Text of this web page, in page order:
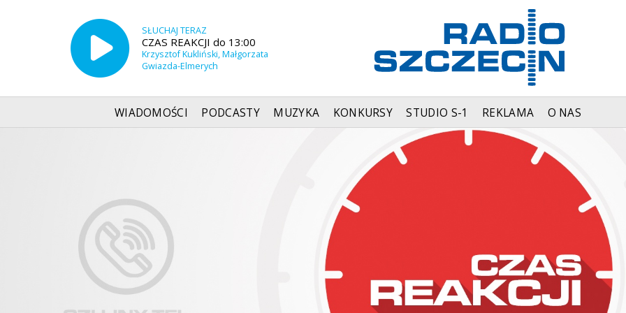
SŁUCHAJ TERAZ
CZAS REAKCJI do 13:00
Krzysztof Kukliński, Małgorzata
Gwiazda-Elmerych
WIADOMOŚCI PODCASTY MUZYKA KONKURSY STUDIO S-1 REKLAMA O NAS